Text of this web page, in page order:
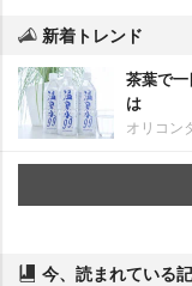
新着トレンド
茶葉で
は
オリコン
今、読まれている